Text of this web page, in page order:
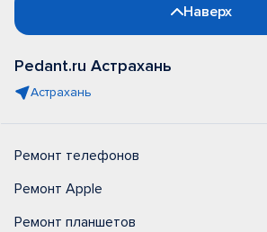
Наверх
Pedant.ru Астрахань
Астрахань
Ремонт телефонов
Ремонт Apple
Ремонт планшетов